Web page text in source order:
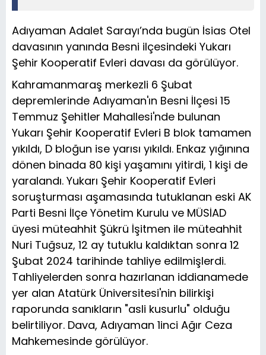
Adıyaman Adalet Sarayı’nda bugün İsias Otel
davasının yanında Besni ilçesindeki Yukarı
Şehir Kooperatif Evleri davası da görülüyor.
Kahramanmaraş merkezli 6 Şubat
depremlerinde Adıyaman'ın Besni İlçesi 15
Temmuz Şehitler Mahallesi'nde bulunan
Yukarı Şehir Kooperatif Evleri B blok tamamen
yıkıldı, D bloğun ise yarısı yıkıldı. Enkaz yığınına
dönen binada 80 kişi yaşamını yitirdi, 1 kişi de
yaralandı. Yukarı Şehir Kooperatif Evleri
soruşturması aşamasında tutuklanan eski AK
Parti Besni İlçe Yönetim Kurulu ve MÜSİAD
üyesi müteahhit Şükrü İşitmen ile müteahhit
Nuri Tuğsuz, 12 ay tutuklu kaldıktan sonra 12
Şubat 2024 tarihinde tahliye edilmişlerdi.
Tahliyelerden sonra hazırlanan iddianamede
yer alan Atatürk Üniversitesi'nin bilirkişi
raporunda sanıkların "asli kusurlu" olduğu
belirtiliyor. Dava, Adıyaman 1inci Ağır Ceza
Mahkemesinde görülüyor.